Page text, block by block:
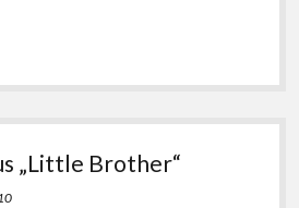
„Little Brother“